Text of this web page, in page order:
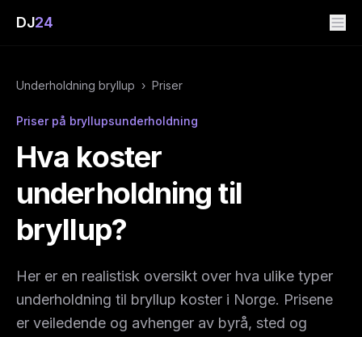
DJ24
Underholdning bryllup › Priser
Priser på bryllupsunderholdning
Hva koster
underholdning til
bryllup?
Her er en realistisk oversikt over hva ulike typer
underholdning til bryllup koster i Norge. Prisene
er veiledende og avhenger av byrå, sted og